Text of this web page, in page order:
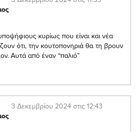
κυρίως που είναι και νέα
ότι, την κουτοπονηριά θα τη βρουν
Αυτά από έναν “παλιό”
3 Δεκεμβρίου 2024 στις 12:43